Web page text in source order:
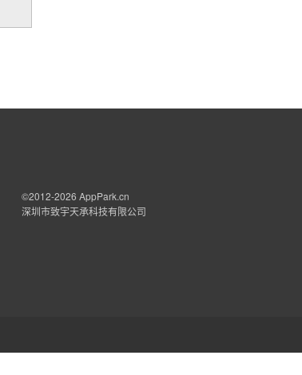
©2012-2026 AppPark.cn
深圳市致宇天承科技有限公司